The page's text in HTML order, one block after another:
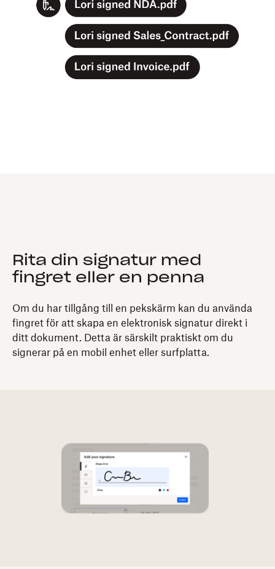
Rita din signatur med
fingret eller en penna
Om du har tillgång till en pekskärm kan du använda
fingret för att skapa en elektronisk signatur direkt i
ditt dokument. Detta är särskilt praktiskt om du
signerar på en mobil enhet eller surfplatta.